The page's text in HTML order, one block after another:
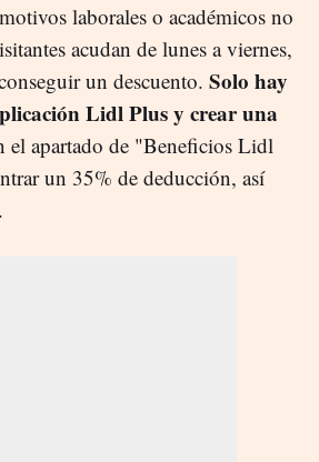
laborales o académicos no
acudan de lunes a viernes,
un descuento. Solo hay
Lidl Plus y crear una
el apartado de "Beneficios Lidl
un 35% de deducción, así